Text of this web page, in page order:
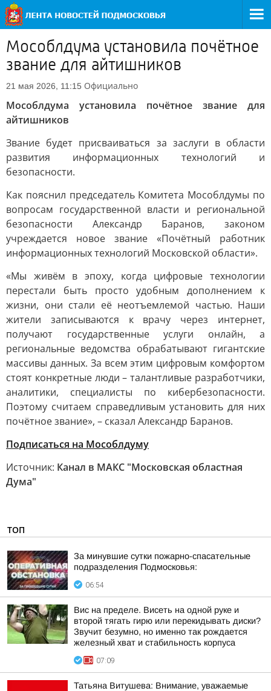
Мособлдума установила почётное
звание для айтишников
21 мая 2026, 11:15 Официально
Мособлдума установила почётное звание для
айтишников
Звание будет присваиваться за заслуги в области
развития информационных технологий и
безопасности.
Как пояснил председатель Комитета Мособлдумы по
вопросам государственной власти и региональной
безопасности Александр Баранов, законом
учреждается новое звание «Почётный работник
информационных технологий Московской области».
«Мы живём в эпоху, когда цифровые технологии
перестали быть просто удобным дополнением к
жизни, они стали её неотъемлемой частью. Наши
жители записываются к врачу через интернет,
получают государственные услуги онлайн, а
региональные ведомства обрабатывают гигантские
массивы данных. За всем этим цифровым комфортом
стоят конкретные люди – талантливые разработчики,
аналитики, специалисты по кибербезопасности.
Поэтому считаем справедливым установить для них
почётное звание», – сказал Александр Баранов.
Подписаться на Мособлдуму
Источник: Канал в МАКС "Московская областная
Дума"
ТОП
За минувшие сутки пожарно-спасательные
подразделения Подмосковья:
06:54
Вис на пределе. Висеть на одной руке и
второй тягать гирю или перекидывать диски?
Звучит безумно, но именно так рождается
железный хват и стабильность корпуса
07:09
Татьяна Витушева: Внимание, уважаемые